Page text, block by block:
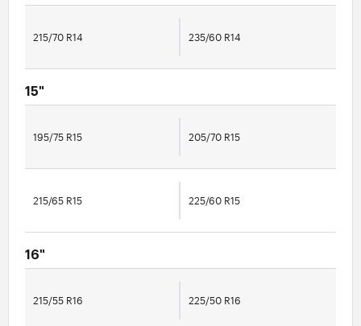
215/70 R14 235/60 R14
15"
195/75 R15 205/70 R15
215/65 R15 225/60 R15
16"
215/55 R16 225/50 R16